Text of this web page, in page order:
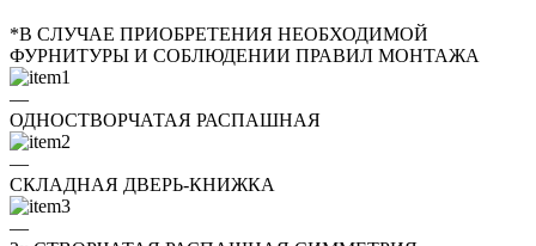
*В СЛУЧАЕ ПРИОБРЕТЕНИЯ НЕОБХОДИМОЙ
ФУРНИТУРЫ И СОБЛЮДЕНИИ ПРАВИЛ МОНТАЖА
—
ОДНОСТВОРЧАТАЯ РАСПАШНАЯ
—
СКЛАДНАЯ ДВЕРЬ-КНИЖКА
—